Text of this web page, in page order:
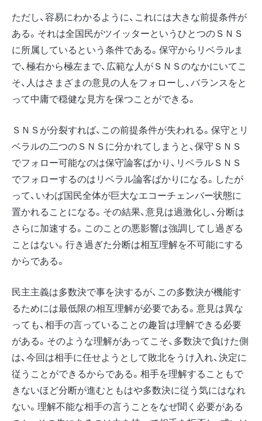
ただし、容易にわかるように、これには大きな前提条件が
ある。それは全国民がツイッターというひとつのＳＮＳ
に所属しているという条件である。保守からリベラルま
で、極右から極左まで、広範な人がＳＮＳのなかにいてこ
そ、人はさまざまの意見の人をフォローし、バランスをと
って中庸で穏健な見方を保つことができる。
ＳＮＳが分裂すれば、この前提条件が失われる。保守とリ
ベラルの二つのＳＮＳに分かれてしまうと、保守ＳＮＳ
でフォロー可能なのは保守論客ばかり、リベラルＳＮＳ
でフォローするのはリベラル論客ばかりになる。したが
って、いわば国民全体が巨大なエコーチェンバー状態に
置かれることになる。その結果、意見は過激化し、分断は
さらに加速する。このことの悪影響は強調してし過ぎる
ことはない。行き過ぎた分断は相互理解を不可能にする
からである。
民主主義は多数決で事を決するが、この多数決が機能す
るためには最低限の相互理解が必要である。意見は異な
っても、相手の言っていることの趣旨は理解できる必要
がある。そのような理解があってこそ、多数決で負けた側
は、今回は相手に任せようとして敗北をうけ入れ、決定に
従うことができるからである。相手を理解することもで
きないほど分断が進むともはや多数決に従う気にはなれ
ない。理解不能な相手の言うことをなぜ聞く必要がある